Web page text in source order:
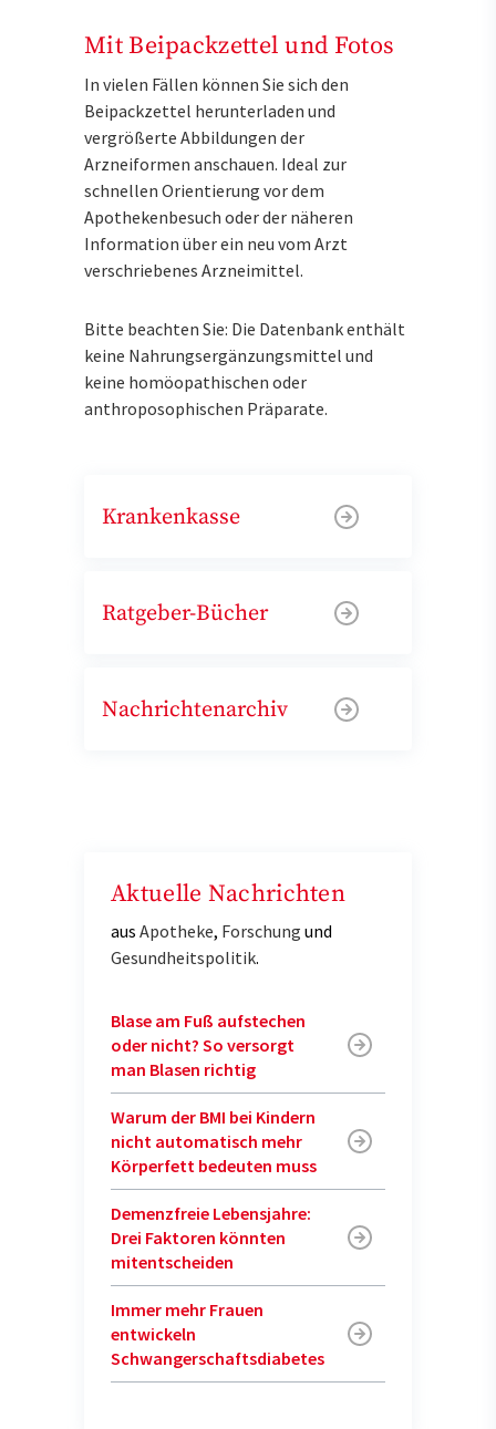
Mit Beipackzettel und Fotos
In vielen Fällen können Sie sich den
Beipackzettel herunterladen und
vergrößerte Abbildungen der
Arzneiformen anschauen. Ideal zur
schnellen Orientierung vor dem
Apothekenbesuch oder der näheren
Information über ein neu vom Arzt
verschriebenes Arzneimittel.
Bitte beachten Sie: Die Datenbank enthält
keine Nahrungsergänzungsmittel und
keine homöopathischen oder
anthroposophischen Präparate.
Krankenkasse
Ratgeber-Bücher
Nachrichtenarchiv
Aktuelle Nachrichten
aus Apotheke, Forschung und
Gesundheitspolitik.
Blase am Fuß aufstechen
oder nicht? So versorgt
man Blasen richtig
Warum der BMI bei Kindern
nicht automatisch mehr
Körperfett bedeuten muss
Demenzfreie Lebensjahre:
Drei Faktoren könnten
mitentscheiden
Immer mehr Frauen
entwickeln
Schwangerschaftsdiabetes